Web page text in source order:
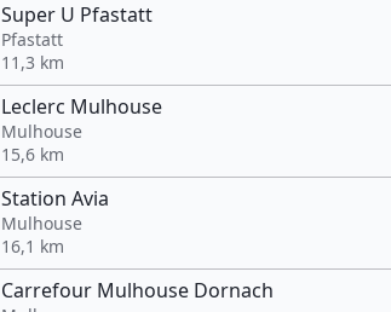
Super U Pfastatt
Pfastatt
11,3 km
Leclerc Mulhouse
Mulhouse
15,6 km
Station Avia
Mulhouse
16,1 km
Carrefour Mulhouse Dornach